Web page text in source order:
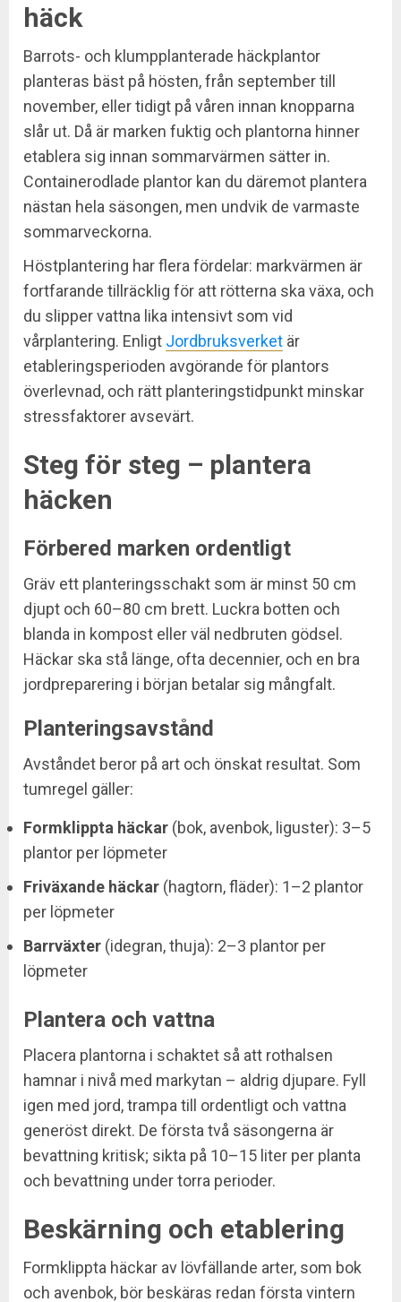
häck
Barrots- och klumpplanterade häckplantor
planteras bäst på hösten, från september till
november, eller tidigt på våren innan knopparna
slår ut. Då är marken fuktig och plantorna hinner
etablera sig innan sommarvärmen sätter in.
Containerodlade plantor kan du däremot plantera
nästan hela säsongen, men undvik de varmaste
sommarveckorna.
Höstplantering har flera fördelar: markvärmen är
fortfarande tillräcklig för att rötterna ska växa, och
du slipper vattna lika intensivt som vid
vårplantering. Enligt Jordbruksverket är
etableringsperioden avgörande för plantors
överlevnad, och rätt planteringstidpunkt minskar
stressfaktorer avsevärt.
Steg för steg – plantera
häcken
Förbered marken ordentligt
Gräv ett planteringsschakt som är minst 50 cm
djupt och 60–80 cm brett. Luckra botten och
blanda in kompost eller väl nedbruten gödsel.
Häckar ska stå länge, ofta decennier, och en bra
jordpreparering i början betalar sig mångfalt.
Planteringsavstånd
Avståndet beror på art och önskat resultat. Som
tumregel gäller:
Formklippta häckar (bok, avenbok, liguster): 3–5
plantor per löpmeter
Friväxande häckar (hagtorn, fläder): 1–2 plantor
per löpmeter
Barrväxter (idegran, thuja): 2–3 plantor per
löpmeter
Plantera och vattna
Placera plantorna i schaktet så att rothalsen
hamnar i nivå med markytan – aldrig djupare. Fyll
igen med jord, trampa till ordentligt och vattna
generöst direkt. De första två säsongerna är
bevattning kritisk; sikta på 10–15 liter per planta
och bevattning under torra perioder.
Beskärning och etablering
Formklippta häckar av lövfällande arter, som bok
och avenbok, bör beskäras redan första vintern